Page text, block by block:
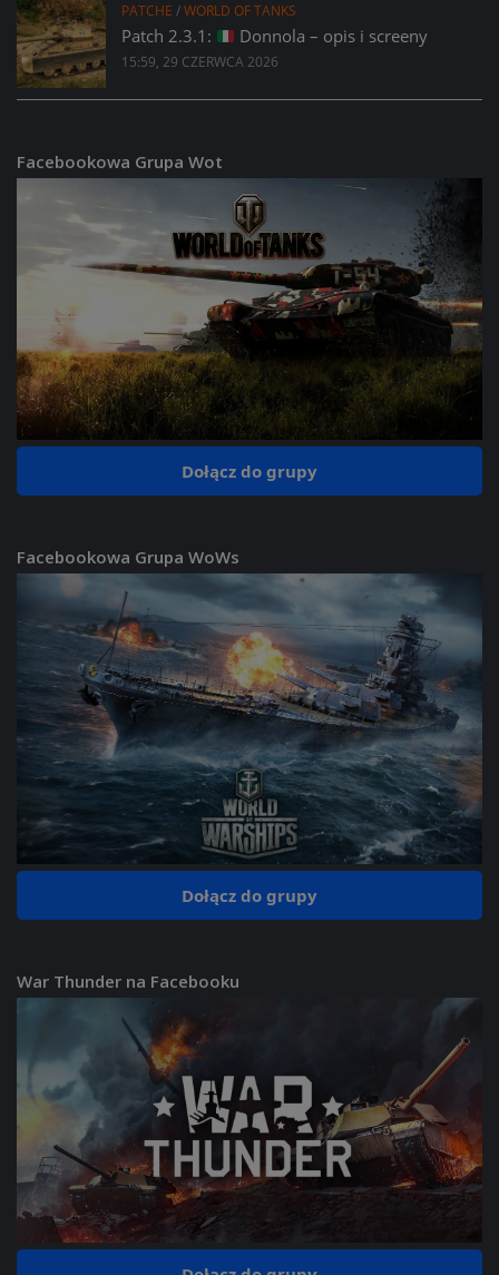
PATCHE /WORLD OF TANKS
Patch 2.3.1: Donnola – opis i screeny
15:59, 29 CZERWCA 2026
Facebookowa Grupa Wot
Dołącz do grupy
Facebookowa Grupa WoWs
Dołącz do grupy
War Thunder na Facebooku